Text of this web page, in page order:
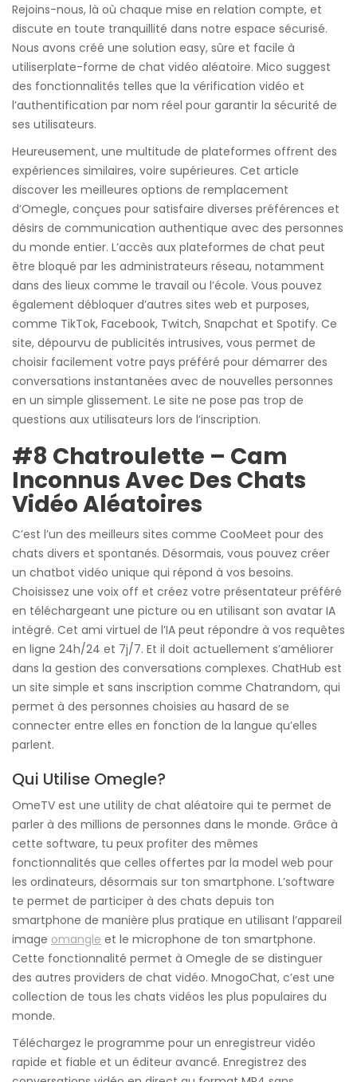
Rejoins-nous, là où chaque mise en relation compte, et
discute en toute tranquillité dans notre espace sécurisé.
Nous avons créé une solution easy, sûre et facile à
utiliserplate-forme de chat vidéo aléatoire. Mico suggest
des fonctionnalités telles que la vérification vidéo et
l’authentification par nom réel pour garantir la sécurité de
ses utilisateurs.
Heureusement, une multitude de plateformes offrent des
expériences similaires, voire supérieures. Cet article
discover les meilleures options de remplacement
d’Omegle, conçues pour satisfaire diverses préférences et
désirs de communication authentique avec des personnes
du monde entier. L’accès aux plateformes de chat peut
être bloqué par les administrateurs réseau, notamment
dans des lieux comme le travail ou l’école. Vous pouvez
également débloquer d’autres sites web et purposes,
comme TikTok, Facebook, Twitch, Snapchat et Spotify. Ce
site, dépourvu de publicités intrusives, vous permet de
choisir facilement votre pays préféré pour démarrer des
conversations instantanées avec de nouvelles personnes
en un simple glissement. Le site ne pose pas trop de
questions aux utilisateurs lors de l’inscription.
#8 Chatroulette – Cam
Inconnus Avec Des Chats
Vidéo Aléatoires
C’est l’un des meilleurs sites comme CooMeet pour des
chats divers et spontanés. Désormais, vous pouvez créer
un chatbot vidéo unique qui répond à vos besoins.
Choisissez une voix off et créez votre présentateur préféré
en téléchargeant une picture ou en utilisant son avatar IA
intégré. Cet ami virtuel de l’IA peut répondre à vos requêtes
en ligne 24h/24 et 7j/7. Et il doit actuellement s’améliorer
dans la gestion des conversations complexes. ChatHub est
un site simple et sans inscription comme Chatrandom, qui
permet à des personnes choisies au hasard de se
connecter entre elles en fonction de la langue qu’elles
parlent.
Qui Utilise Omegle?
OmeTV est une utility de chat aléatoire qui te permet de
parler à des millions de personnes dans le monde. Grâce à
cette software, tu peux profiter des mêmes
fonctionnalités que celles offertes par la model web pour
les ordinateurs, désormais sur ton smartphone. L’software
te permet de participer à des chats depuis ton
smartphone de manière plus pratique en utilisant l’appareil
image omangle et le microphone de ton smartphone.
Cette fonctionnalité permet à Omegle de se distinguer
des autres providers de chat vidéo. MnogoChat, c’est une
collection de tous les chats vidéos les plus populaires du
monde.
Téléchargez le programme pour un enregistreur vidéo
rapide et fiable et un éditeur avancé. Enregistrez des